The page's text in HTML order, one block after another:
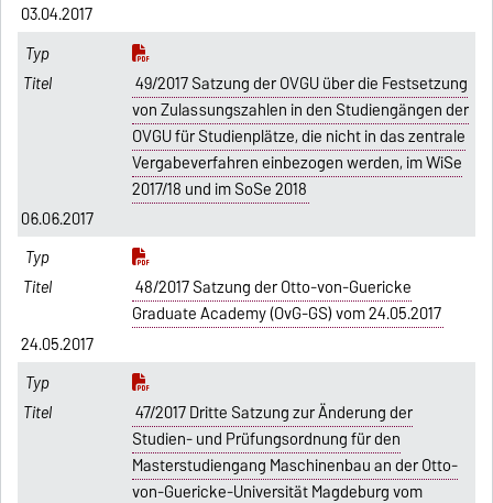
03.04.2017
49/2017 Satzung der OVGU über die Festsetzung
von Zulassungszahlen in den Studiengängen der
OVGU für Studienplätze, die nicht in das zentrale
Vergabeverfahren einbezogen werden, im WiSe
2017/18 und im SoSe 2018
06.06.2017
48/2017 Satzung der Otto-von-Guericke
Graduate Academy (OvG-GS) vom 24.05.2017
24.05.2017
47/2017 Dritte Satzung zur Änderung der
Studien- und Prüfungsordnung für den
Masterstudiengang Maschinenbau an der Otto-
von-Guericke-Universität Magdeburg vom